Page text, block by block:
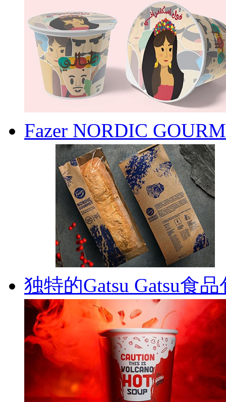
Fazer NORDIC
独特的Gatsu Gatsu食